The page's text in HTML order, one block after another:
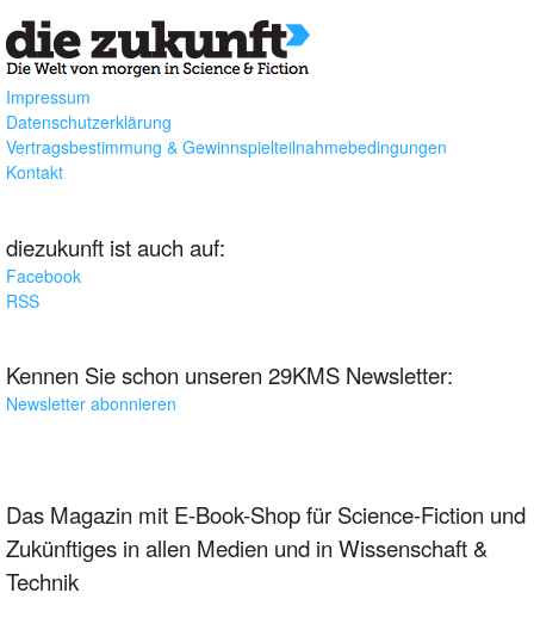
Impressum
Datenschutzerklärung
Vertragsbestimmung & Gewinnspielteilnahmebedingungen
Kontakt
diezukunft ist auch auf:
Facebook
RSS
Kennen Sie schon unseren 29KMS Newsletter:
Newsletter abonnieren
Das Magazin mit E-Book-Shop für Science-Fiction und
Zukünftiges in allen Medien und in Wissenschaft &
Technik